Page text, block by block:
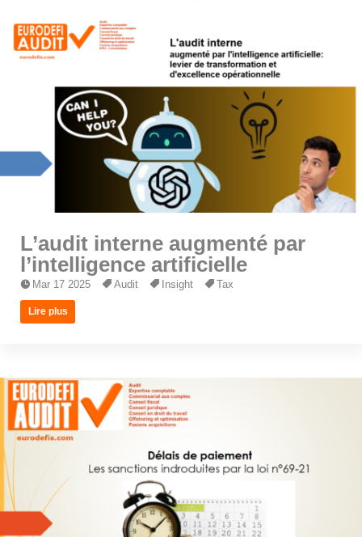
L’audit interne augmenté par
l’intelligence artificielle
Mar 17 2025 Audit Insight Tax
Lire plus